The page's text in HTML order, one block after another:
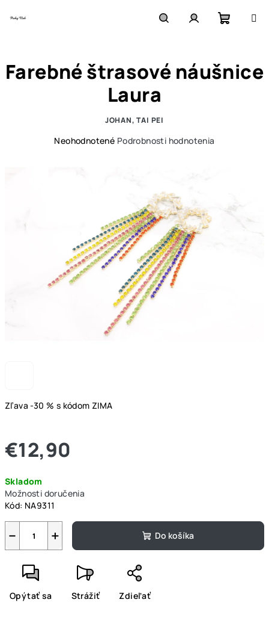
košík
Zľava -30 % s kódom ZIMA
€12,90
cena:
Skladom
Možnosti doručenia
Kód: NA9311
+
− Do košíka
Opýtať sa Strážiť Zdieľať
Farebné štrasové náušnice
Laura
JOHAN, TAI PEI
Priemerné
Neohodnotené Podrobnosti hodnotenia